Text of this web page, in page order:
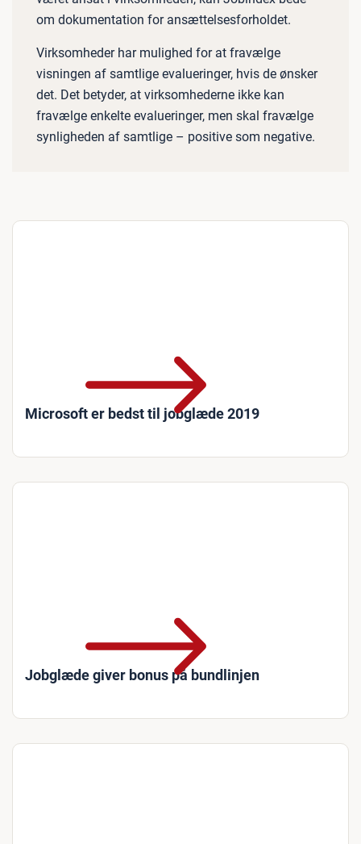
om dokumentation for ansættelsesforholdet.
Virksomheder har mulighed for at fravælge
visningen af samtlige evalueringer, hvis de ønsker
det. Det betyder, at virksomhederne ikke kan
fravælge enkelte evalueringer, men skal fravælge
synligheden af samtlige – positive som negative.
Microsoft er bedst til jobglæde 2019
Jobglæde giver bonus på bundlinjen